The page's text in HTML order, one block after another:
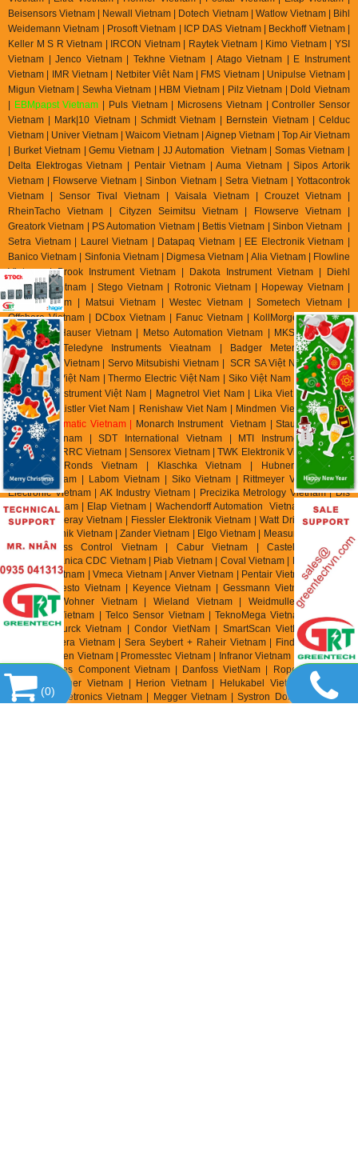
Beisensors Vietnam | Newall Vietnam | Dotech Vietnam | Watlow Vietnam | Bihl
Weidemann Vietnam | Prosoft Vietnam | ICP DAS Vietnam | Beckhoff Vietnam |
Keller M S R Vietnam | IRCON Vietnam | Raytek Vietnam | Kimo Vietnam | YSI
Vietnam | Jenco Vietnam | Tekhne Vietnam | Atago Vietnam | E Instrument
Vietnam | IMR Vietnam | Netbiter Viêt Nam | FMS Vietnam | Unipulse Vietnam |
Migun Vietnam | Sewha Vietnam | HBM Vietnam | Pilz Vietnam | Dold Vietnam
EBMpapst Vietnam | Puls Vietnam | Microsens Vietnam | Controller Sensor
Vietnam | Mark|10 Vietnam | Schmidt Vietnam | Bernstein Vietnam | Celduc
Vietnam | Univer Vietnam | Waicom Vietnam | Aignep Vietnam | Top Air Vietnam
| Burket Vietnam |Gemu Vietnam | JJ Automation Vietnam | Somas Vietnam |
Delta Elektrogas Vietnam | Pentair Vietnam | Auma Vietnam | Sipos Artorik
Vietnam | Flowserve Vietnam | Sinbon Vietnam | Setra Vietnam | Yottacontrok
Vietnam | Sensor Tival Vietnam | Vaisala Vietnam | Crouzet Vietnam |
RheinTacho Vietnam | Cityzen Seimitsu Vietnam | Flowserve Vietnam |
Greatork Vietnam | PS Automation Vietnam | Bettis Vietnam | Sinbon Vietnam |
Setra Vietnam | Laurel Vietnam | Datapaq Vietnam | EE Electronik Vietnam |
Banico Vietnam | Sinfonia Vietnam | Digmesa Vietnam | Alia Vietnam | Flowline
Vietnam | Brook Instrument Vietnam | Dakota Instrument Vietnam | Diehl
Metering Vietnam | Stego Vietnam | Rotronic Vietnam | Hopeway Vietnam |
Beko Vietnam | Matsui Vietnam | Westec Vietnam | Sometech Vietnam |
Offshore Vietnam | DCbox Vietnam | Fanuc Vietnam | KollMorgen Vietnam |
Endress & Hauser Vietnam | Metso Automation Vietnam | MKS Instruments
Vietnam | Teledyne Instruments Vieatnam | Badger Meter Vietnam |
Hirschmann Vietnam | Servo Mitsubishi Vietnam | SCR SA Việt Nam | Biotech
Flow Meter Việt Nam | Thermo Electric Việt Nam | Siko Việt Nam | Klinger Việt
Nam | HK Instrument Việt Nam | Magnetrol Viet Nam | Lika Viet Nam | Setra
Viet Nam | Kistler Viet Nam | Renishaw Viet Nam | Mindmen Vietnam |Airtac
Vietnam | Gimatic Vietnam |
Monarch Instrument Vietnam | Stauff Vietnam |
Burster Vietnam | SDT International Vietnam | MTI Instrument Vietnam
| Zhuzhou CRRC Vietnam | Sensorex Vietnam | TWK Elektronik Vietnam | ASC
Vietnam | Ronds Vietnam | Klaschka Vietnam | Hubner Vietnam |
HainzlVietnam | Labom Vietnam | Siko Vietnam | Rittmeyer Vietnam | TR
Electronic Vietnam | AK Industry Vietnam | Precizika Metrology Vietnam | Dis
Sensor Vietnam | Elap Vietnam | Wachendorff Automation Vietnam | Foxboro
Vietnam | Fireray Vietnam |
Fiessler Elektronik Vietnam | Watt Drive Vietnam |
Murr Elektronik Vietnam | Zander Vietnam | Elgo Vietnam | Measurex Vietnam |
Saia Burgess Control Vietnam | Cabur Vietnam | Castel Vietnam |
Elettromeccanica CDC Vietnam | Piab Vietnam | Coval Vietnam | Fipa Vietnam
| Zimmer Vietnam | Vmeca Vietnam | Anver Vietnam | Pentair Vietnam | Aignep
Vietnam | Festo Vietnam | Keyence Vietnam | Gessmann Vietnam | Balluff
Vietnam | Wohner Vietnam | Wieland Vietnam | Weidmuller Vietnam |
Tempatron Vietnam | Telco Sensor Vietnam | TeknoMega Vietnam | Synatel
Vietnam | Turck Vietnam | Condor VietNam | SmartScan VietNam | Knick
Vietnam | Sera Vietnam | Sera Seybert + Raheir Vietnam | Finder Vietnam |
Speck Pumpen Vietnam | Promesstec Vietnam | Infranor Vietnam | Parker SSD
Pees Component Vietnam | Danfoss VietNam | Ropex Vietnam |
Lenord + Bauer Vietnam | Herion Vietnam | Helukabel Vietnam | Burkert
Vietnam | Chetronics Vietnam | Megger Vietnam | Systron Donner Vietnam|
(0)